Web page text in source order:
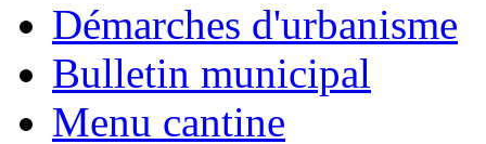
Démarches d'urbanisme
Bulletin municipal
Menu cantine